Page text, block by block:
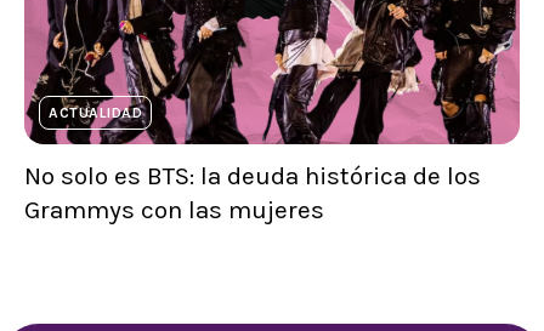
ACTUALIDAD
No solo es BTS: la deuda histórica de los
Grammys con las mujeres